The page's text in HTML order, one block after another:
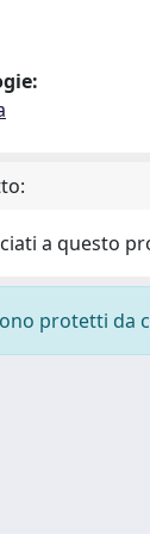
a questo
protetti da